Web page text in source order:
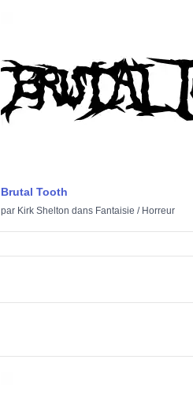
Brutal Tooth
par Kirk Shelton dans Fantaisie / Horreur